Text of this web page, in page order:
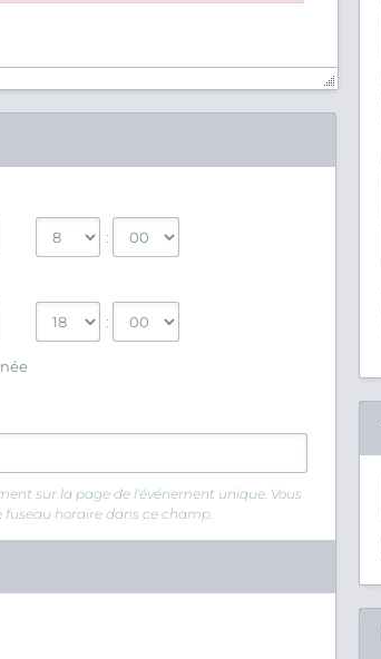
:
:
sur la page de l'événement unique. Vous
fuseau horaire dans ce champ.